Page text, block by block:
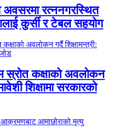
अवसरमा रत्ननगरस्थित
कुर्सी र टेबल सहयोग
स्रोत कक्षाको अवलोकन
शिक्षामा सरकारको